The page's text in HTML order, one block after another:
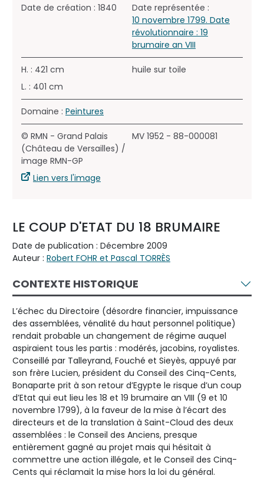
Date de création : 1840
Date représentée :
10 novembre 1799. Date
révolutionnaire : 19
brumaire an VIII
H. : 421 cm
L. : 401 cm
huile sur toile
Domaine : Peintures
© RMN - Grand Palais
(Château de Versailles) /
image RMN-GP
Lien vers l'image
MV 1952 - 88-000081
LE COUP D'ETAT DU 18 BRUMAIRE
Date de publication : Décembre 2009
Auteur : Robert FOHR et Pascal TORRÈS
CONTEXTE HISTORIQUE
L’échec du Directoire (désordre financier, impuissance
des assemblées, vénalité du haut personnel politique)
rendait probable un changement de régime auquel
aspiraient tous les partis : modérés, jacobins, royalistes.
Conseillé par Talleyrand, Fouché et Sieyès, appuyé par
son frère Lucien, président du Conseil des Cinq-Cents,
Bonaparte prit à son retour d’Egypte le risque d’un coup
d’Etat qui eut lieu les 18 et 19 brumaire an VIII (9 et 10
novembre 1799), à la faveur de la mise à l’écart des
directeurs et de la translation à Saint-Cloud des deux
assemblées : le Conseil des Anciens, presque
entièrement gagné au projet mais qui hésitait à
commettre une action illégale, et le Conseil des Cinq-
Cents qui réclamait la mise hors la loi du général.